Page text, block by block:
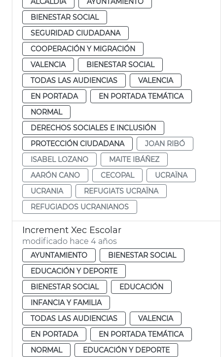
BIENESTAR SOCIAL
SEGURIDAD CIUDADANA
COOPERACIÓN Y MIGRACIÓN
VALENCIA
BIENESTAR SOCIAL
TODAS LAS AUDIENCIAS
VALENCIA
EN PORTADA
EN PORTADA TEMÁTICA
NORMAL
DERECHOS SOCIALES E INCLUSIÓN
PROTECCIÓN CIUDADANA
JOAN RIBÓ
ISABEL LOZANO
MAITE IBÁÑEZ
AARÓN CANO
CECOPAL
UCRAÏNA
UCRANIA
REFUGIATS UCRAÏNA
REFUGIADOS UCRANIANOS
Increment Xec Escolar
modificado hace 4 años
AYUNTAMIENTO
BIENESTAR SOCIAL
EDUCACIÓN Y DEPORTE
BIENESTAR SOCIAL
EDUCACIÓN
INFANCIA Y FAMILIA
TODAS LAS AUDIENCIAS
VALENCIA
EN PORTADA
EN PORTADA TEMÁTICA
NORMAL
EDUCACIÓN Y DEPORTE